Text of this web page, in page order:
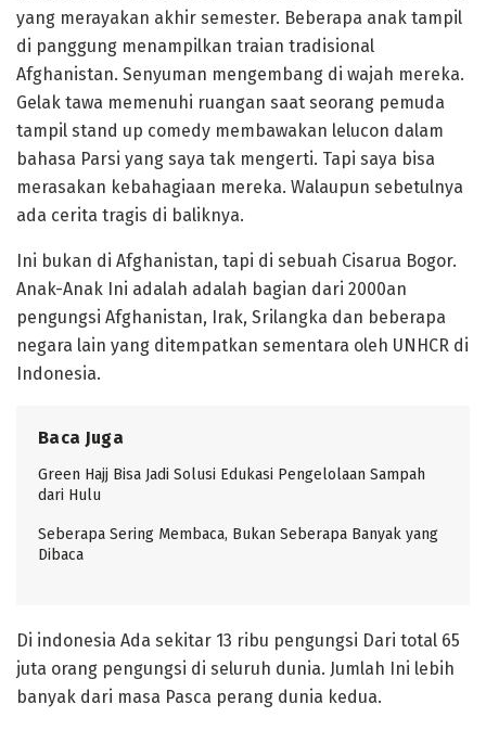
yang merayakan akhir semester. Beberapa anak tampil
di panggung menampilkan traian tradisional
Afghanistan. Senyuman mengembang di wajah mereka.
Gelak tawa memenuhi ruangan saat seorang pemuda
tampil stand up comedy membawakan lelucon dalam
bahasa Parsi yang saya tak mengerti. Tapi saya bisa
merasakan kebahagiaan mereka. Walaupun sebetulnya
ada cerita tragis di baliknya.
Ini bukan di Afghanistan, tapi di sebuah Cisarua Bogor.
Anak-Anak Ini adalah adalah bagian dari 2000an
pengungsi Afghanistan, Irak, Srilangka dan beberapa
negara lain yang ditempatkan sementara oleh UNHCR di
Indonesia.
Baca Juga
Green Hajj Bisa Jadi Solusi Edukasi Pengelolaan Sampah
dari Hulu
Seberapa Sering Membaca, Bukan Seberapa Banyak yang
Dibaca
Di indonesia Ada sekitar 13 ribu pengungsi Dari total 65
juta orang pengungsi di seluruh dunia. Jumlah Ini lebih
banyak dari masa Pasca perang dunia kedua.